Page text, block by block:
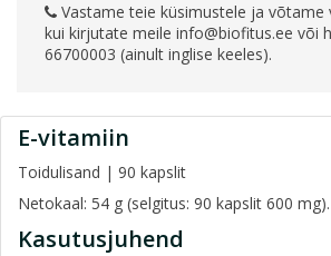
Vastame teie küsimustele ja võtame
kui kirjutate meile info@biofitus.ee või
66700003 (ainult inglise keeles).
E-vitamiin
Toidulisand | 90 kapslit
Netokaal: 54 g (selgitus: 90 kapslit 600 mg).
Kasutusjuhend